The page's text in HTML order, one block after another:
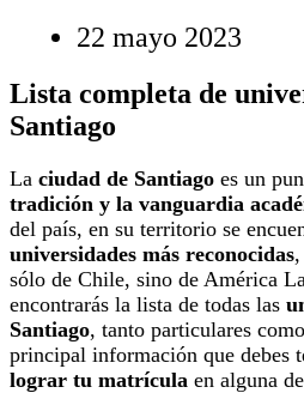
22 mayo 2023
Lista completa de
Santiago
La ciudad de Santiago es un
tradición y la vanguardia
del país, en su territorio se
universidades más reconocidas
sólo de Chile, sino de América
encontrarás la lista de todas las
Santiago, tanto particulares
principal información que debes
lograr tu matrícula en alguna